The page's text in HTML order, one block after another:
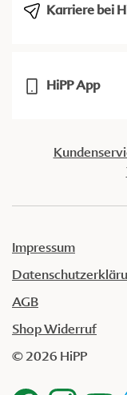
Karriere bei
HiPP App
Impressum
AGB
Shop Widerruf
© 2026 HiPP